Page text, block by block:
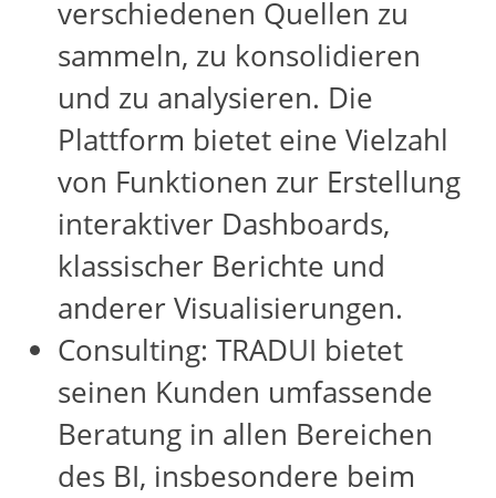
verschiedenen Quellen zu
sammeln, zu konsolidieren
und zu analysieren. Die
Plattform bietet eine Vielzahl
von Funktionen zur Erstellung
interaktiver Dashboards,
klassischer Berichte und
anderer Visualisierungen.
Consulting: TRADUI bietet
seinen Kunden umfassende
Beratung in allen Bereichen
des BI, insbesondere beim